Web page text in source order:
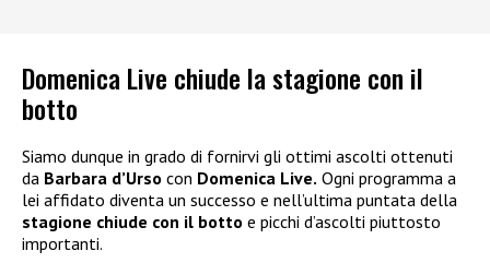
Domenica Live chiude la stagione con il
botto
Siamo dunque in grado di fornirvi gli ottimi ascolti ottenuti
da Barbara d’Urso con Domenica Live. Ogni programma a
lei affidato diventa un successo e nell’ultima puntata della
stagione chiude con il botto e picchi d’ascolti piuttosto
importanti.